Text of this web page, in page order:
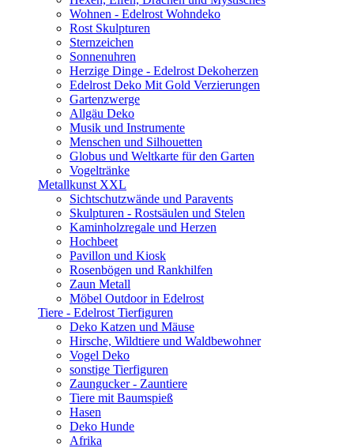
Wohnen - Edelrost Wohndeko
Rost Skulpturen
Sternzeichen
Sonnenuhren
Herzige Dinge - Edelrost Dekoherzen
Edelrost Deko Mit Gold Verzierungen
Gartenzwerge
Allgäu Deko
Musik und Instrumente
Menschen und Silhouetten
Globus und Weltkarte für den Garten
Vogeltränke
Metallkunst XXL
Sichtschutzwände und Paravents
Skulpturen - Rostsäulen und Stelen
Kaminholzregale und Herzen
Hochbeet
Pavillon und Kiosk
Rosenbögen und Rankhilfen
Zaun Metall
Möbel Outdoor in Edelrost
Tiere - Edelrost Tierfiguren
Deko Katzen und Mäuse
Hirsche, Wildtiere und Waldbewohner
Vogel Deko
sonstige Tierfiguren
Zaungucker - Zauntiere
Tiere mit Baumspieß
Hasen
Deko Hunde
Afrika